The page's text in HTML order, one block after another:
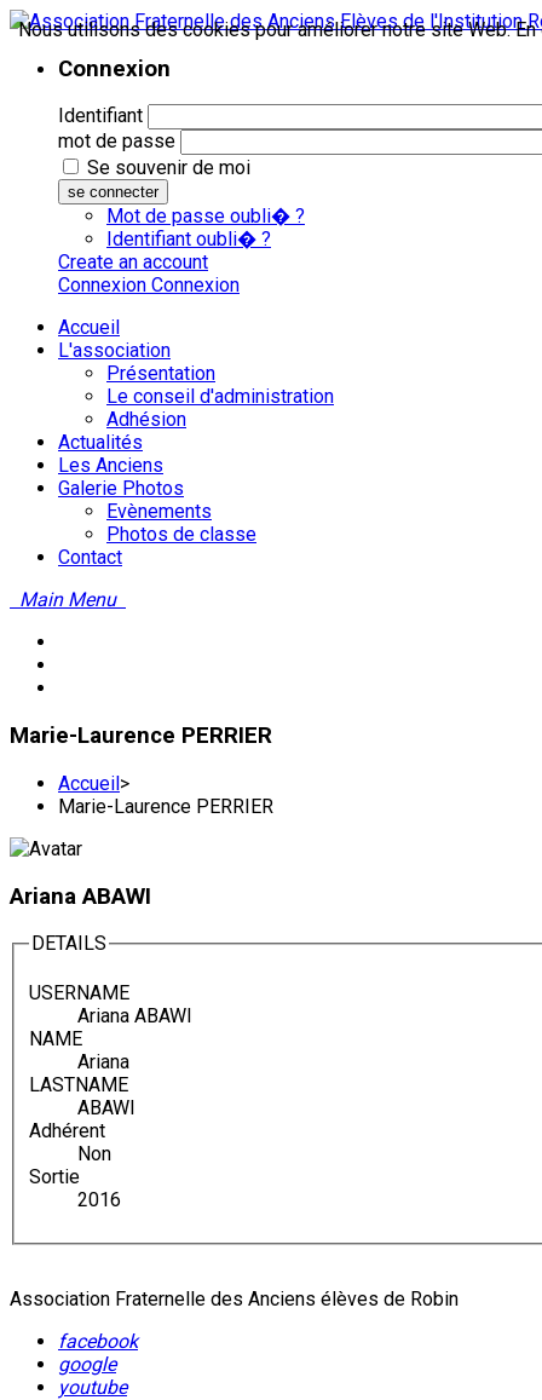
Connexion
Identifiant
mot de passe
Se souvenir de moi
se connecter
Mot de passe oubli� ?
Identifiant oubli� ?
Create an account
Connexion Connexion
Accueil
L'association
Présentation
Le conseil d'administration
Adhésion
Actualités
Les Anciens
Galerie Photos
Evènements
Photos de classe
Contact
Main Menu
Marie-Laurence PERRIER
Accueil>
Marie-Laurence PERRIER
Ariana ABAWI
DETAILS
USERNAME
Ariana ABAWI
NAME
Ariana
LASTNAME
ABAWI
Adhérent
Non
Sortie
2016
Association Fraternelle des Anciens élèves de Robin
facebook
google
youtube
Nous utilisons des cookies pour améliorer notre site Web.